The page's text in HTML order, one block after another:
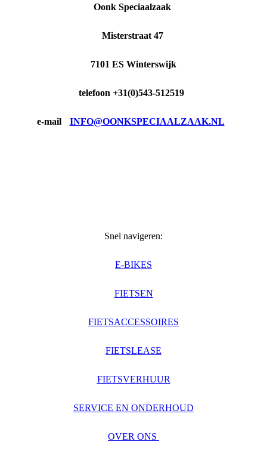
Oonk Speciaalzaak
Misterstraat 47
7101 ES Winterswijk
telefoon +31(0)543-512519
e-mail INFO@OONKSPECIAALZAAK.NL
Snel navigeren:
E-BIKES
FIETSEN
FIETSACCESSOIRES
FIETSLEASE
FIETSVERHUUR
SERVICE EN ONDERHOUD
OVER ONS